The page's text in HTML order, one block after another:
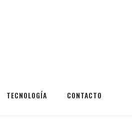
TECNOLOGÍA CONTACTO